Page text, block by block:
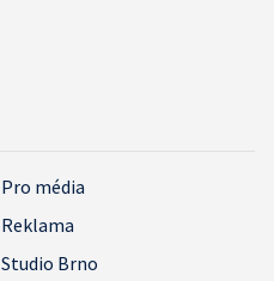
Pro média
Reklama
Studio Brno